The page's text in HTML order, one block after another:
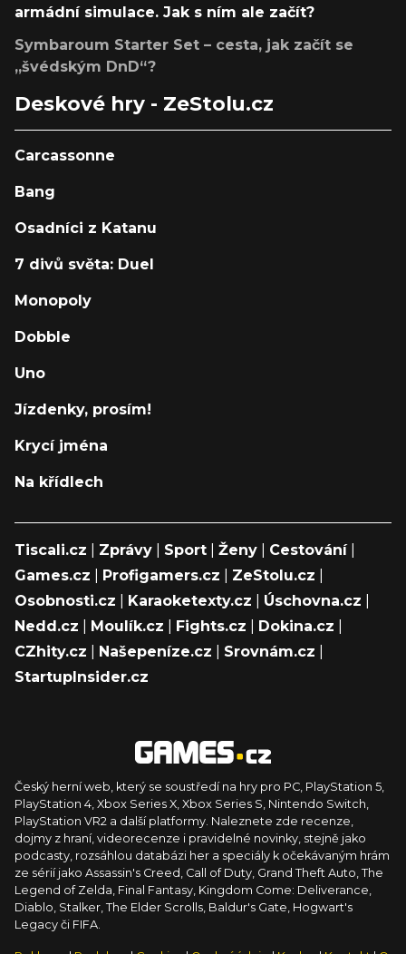
armádní simulace. Jak s ním ale začít?
Symbaroum Starter Set – cesta, jak začít se
„švédským DnD“?
Deskové hry - ZeStolu.cz
Carcassonne
Bang
Osadníci z Katanu
7 divů světa: Duel
Monopoly
Dobble
Uno
Jízdenky, prosím!
Krycí jména
Na křídlech
Tiscali.cz Zprávy Sport Ženy Cestování|
Games.cz
Profigamers.cz ZeStolu.cz
Osobnosti.cz
Karaoketexty.cz Úschovna.cz
Nedd.cz
Moulík.cz Fights.cz Dokina.cz
CZhity.cz
Našepeníze.cz Srovnám.cz
StartupInsider.cz
Český herní web, který se soustředí na hry pro PC, PlayStation 5,
PlayStation 4, Xbox Series X, Xbox Series S, Nintendo Switch,
PlayStation VR2 a další platformy. Naleznete zde recenze,
dojmy z hraní, videorecenze i pravidelné novinky, stejně jako
podcasty, rozsáhlou databázi her a speciály k očekávaným hrám
ze sérií jako Assassin's Creed, Call of Duty, Grand Theft Auto, The
Legend of Zelda, Final Fantasy, Kingdom Come: Deliverance,
Diablo, Stalker, The Elder Scrolls, Baldur's Gate, Hogwart's
Legacy či FIFA.